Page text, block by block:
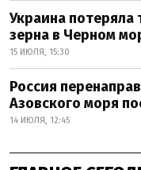
Украина потеряла
зерна в Черном
15 ИЮЛЯ, 15:30
Россия
Азовского моря
14 ИЮЛЯ, 12:45